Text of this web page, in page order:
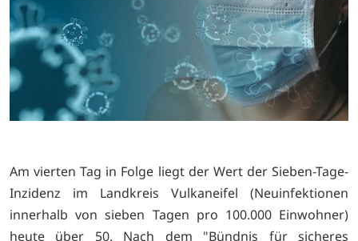
Am vierten Tag in Folge liegt der Wert der Sieben-Tage-
Inzidenz im Landkreis Vulkaneifel (Neuinfektionen
innerhalb von sieben Tagen pro 100.000 Einwohner)
heute über 50. Nach dem "Bündnis für sicheres